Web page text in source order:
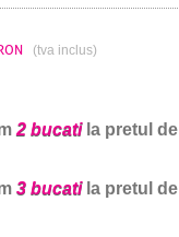
(tva inclus)
2 bucatila pretul de
3 bucatila pretul de